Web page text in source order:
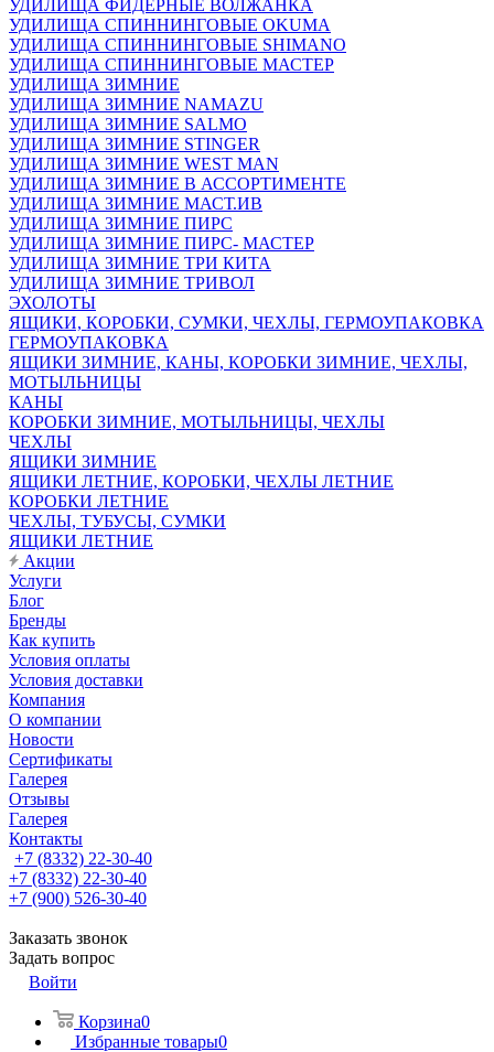
УДИЛИЩА ФИДЕРНЫЕ ВОЛЖАНКА
УДИЛИЩА СПИННИНГОВЫЕ OKUMA
УДИЛИЩА СПИННИНГОВЫЕ SHIMANO
УДИЛИЩА СПИННИНГОВЫЕ МАСТЕР
УДИЛИЩА ЗИМНИЕ
УДИЛИЩА ЗИМНИЕ NAMAZU
УДИЛИЩА ЗИМНИЕ SALMO
УДИЛИЩА ЗИМНИЕ STINGER
УДИЛИЩА ЗИМНИЕ WEST MAN
УДИЛИЩА ЗИМНИЕ В АССОРТИМЕНТЕ
УДИЛИЩА ЗИМНИЕ МАСТ.ИВ
УДИЛИЩА ЗИМНИЕ ПИРС
УДИЛИЩА ЗИМНИЕ ПИРС- МАСТЕР
УДИЛИЩА ЗИМНИЕ ТРИ КИТА
УДИЛИЩА ЗИМНИЕ ТРИВОЛ
ЭХОЛОТЫ
ЯЩИКИ, КОРОБКИ, СУМКИ, ЧЕХЛЫ, ГЕРМОУПАКОВКА
ГЕРМОУПАКОВКА
ЯЩИКИ ЗИМНИЕ, КАНЫ, КОРОБКИ ЗИМНИЕ, ЧЕХЛЫ,
МОТЫЛЬНИЦЫ
КАНЫ
КОРОБКИ ЗИМНИЕ, МОТЫЛЬНИЦЫ, ЧЕХЛЫ
ЧЕХЛЫ
ЯЩИКИ ЗИМНИЕ
ЯЩИКИ ЛЕТНИЕ, КОРОБКИ, ЧЕХЛЫ ЛЕТНИЕ
КОРОБКИ ЛЕТНИЕ
ЧЕХЛЫ, ТУБУСЫ, СУМКИ
ЯЩИКИ ЛЕТНИЕ
Акции
Услуги
Блог
Бренды
Как купить
Условия оплаты
Условия доставки
Компания
О компании
Новости
Сертификаты
Галерея
Отзывы
Галерея
Контакты
+7 (8332) 22-30-40
+7 (8332) 22-30-40
+7 (900) 526-30-40
Заказать звонок
Задать вопрос
Войти
Корзина0
Избранные товары0